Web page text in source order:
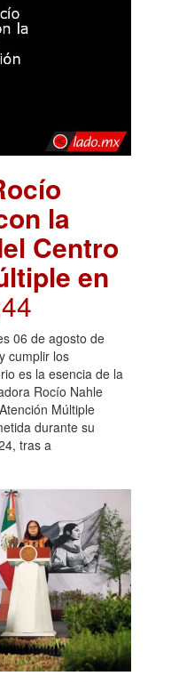
la
Centro
en
06 de agosto de
cumplir los
es la esencia de la
Rocío Nahle
Múltiple
durante su
tras a